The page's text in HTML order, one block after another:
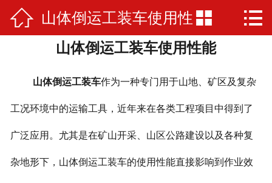
 网站首页
公司简介
产品展示
厂房厂景
荣誉资质
新闻资讯
 山体倒运工装车使用性
能
 
山体倒运工装车使用性能
山体倒运工装车作为一种专门用于山地、矿区及复杂
工况环境中的运输工具，近年来在各类工程项目中得到了
广泛应用。尤其是在矿山开采、山区公路建设以及各种复
杂地形下，山体倒运工装车的使用性能直接影响到作业效